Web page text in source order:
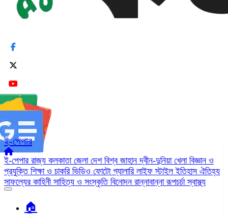
ই-পেপার
ই-পেপার রাজ্য কলকাতা জেলা দেশ বিশ্ব জাহানদ্বীন-দুনিয়া খেলা বিজ্ঞান ও
প্রযুক্তি শিক্ষা ও চাকরি ভিডিও ফোটো গ্যালারি লাইফ স্টাইলইতিহাস ঐতিহ্য
সাফল্যের কাহিনী সাহিত্য ও সংস্কৃতি বিনোদন রান্নাবান্নারূপচর্চাস্বাস্থ্য
🏠︎